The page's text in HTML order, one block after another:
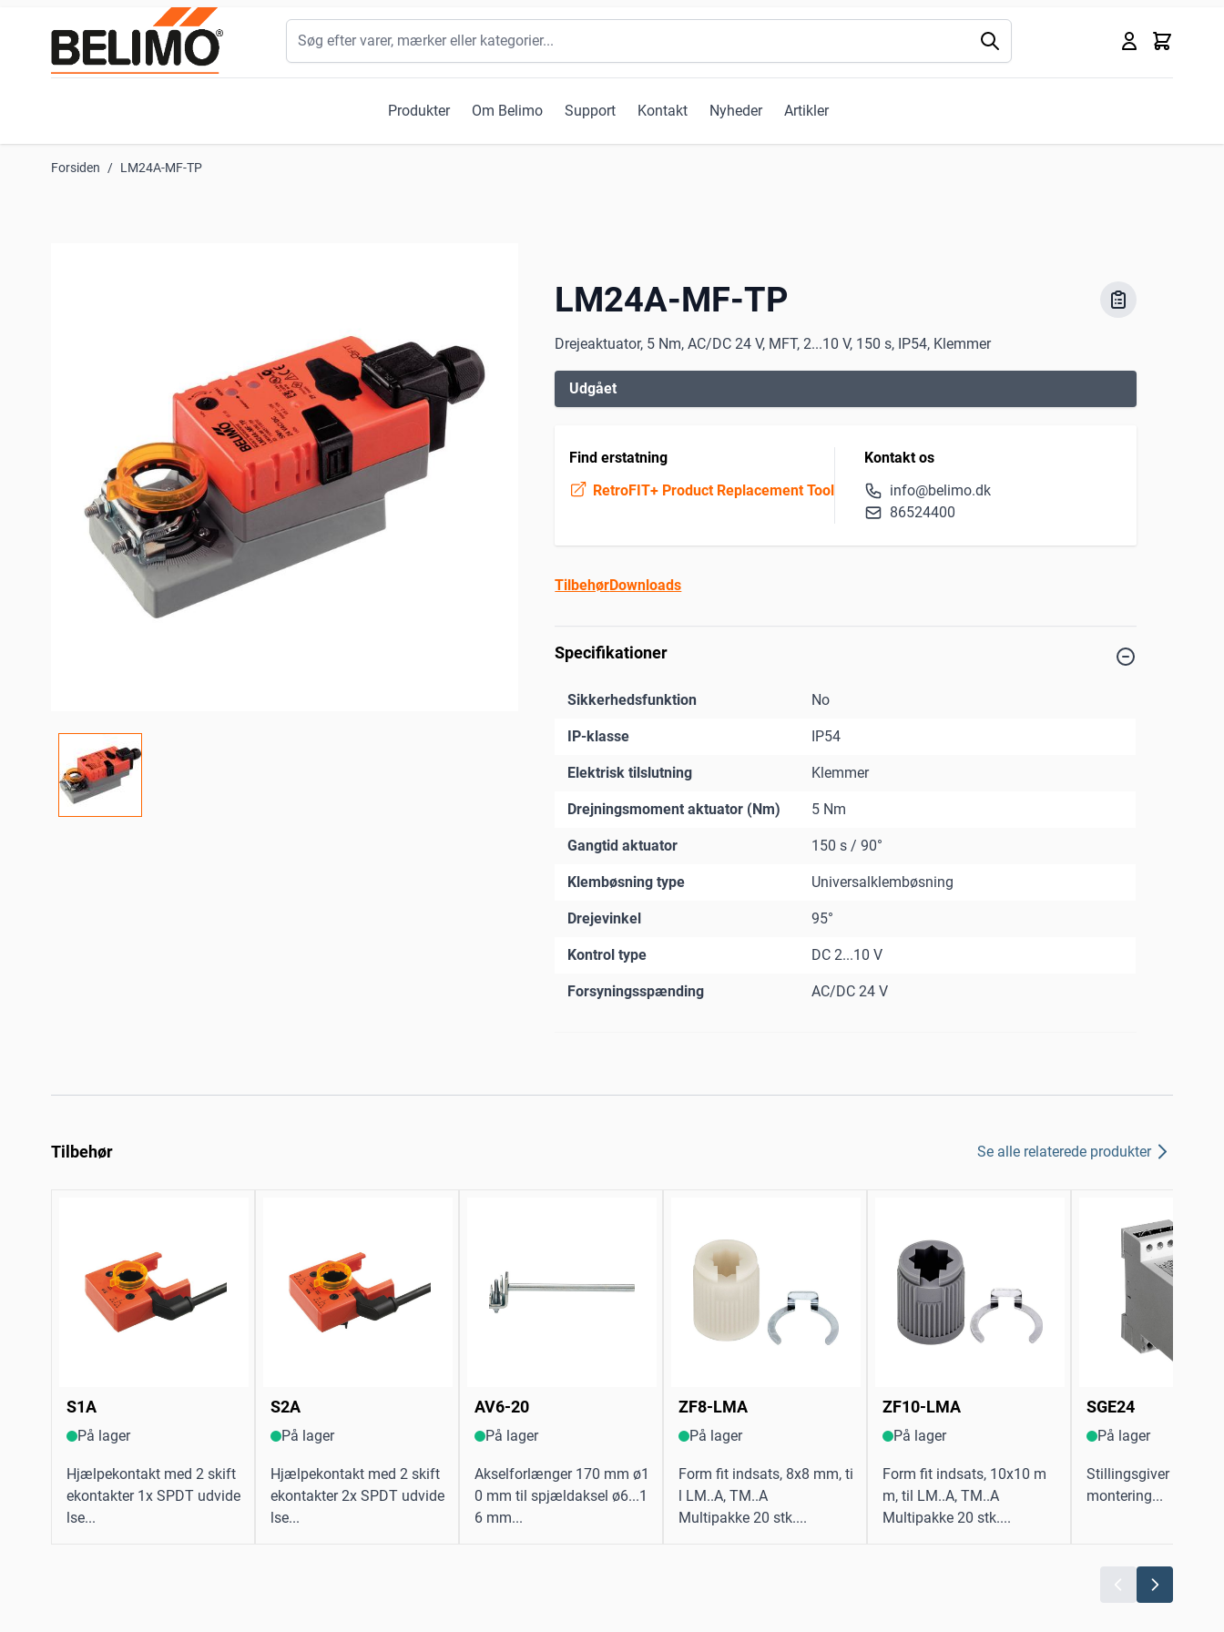
Produkter Om Belimo Support Kontakt Nyheder Artikler
Kurv
Søg
Forsiden / LM24A-MF-TP
LM24A-MF-TP
Drejeaktuator, 5 Nm, AC/DC 24 V, MFT, 2...10 V, 150 s, IP54, Klemmer
Udgået
Find erstatning
RetroFIT+ Product Replacement Tool
Kontakt os
info@belimo.dk
86524400
TilbehørDownloads
Specifikationer
Sikkerhedsfunktion No
IP-klasse IP54
Elektrisk tilslutning Klemmer
Drejningsmoment aktuator (Nm) 5 Nm
Gangtid aktuator 150 s / 90°
Klembøsning type Universalklembøsning
Drejevinkel 95°
Kontrol type DC 2...10 V
Forsyningsspænding AC/DC 24 V
Tilbehør Se alle relaterede produkter
S1A
På lager
Hjælpekontakt med 2 skift
ekontakter 1x SPDT udvide
lse...
S2A
På lager
Hjælpekontakt med 2 skift
ekontakter 2x SPDT udvide
lse...
AV6-20
På lager
Akselforlænger 170 mm ø1
0 mm til spjældaksel ø6...1
6 mm...
ZF8-LMA
På lager
Form fit indsats, 8x8 mm, ti
l LM..A, TM..A
Multipakke 20 stk....
ZF10-LMA
På lager
Form fit indsats, 10x10 m
m, til LM..A, TM..A
Multipakke 20 stk....
SGE24
På lager
Stillingsgiver til
montering...